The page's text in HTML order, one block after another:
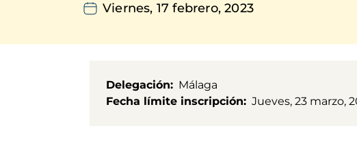
Viernes, 17 febrero, 2023
Delegación
Málaga
Fecha límite inscripción
Jueves, 23 marzo,